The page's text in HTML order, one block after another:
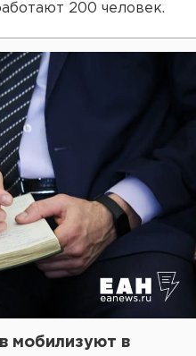
200 человек.
мобилизуют в